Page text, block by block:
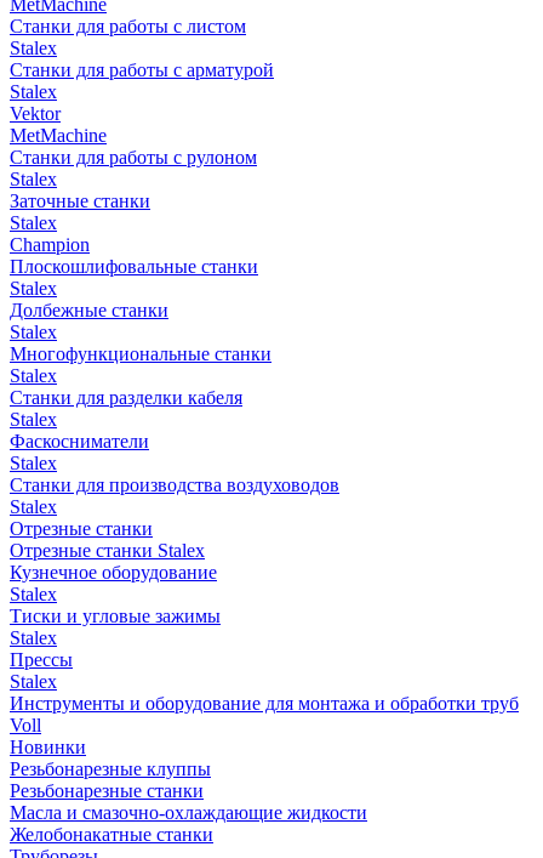
MetMachine
Станки для работы с листом
Stalex
Станки для работы с арматурой
Stalex
Vektor
MetMachine
Станки для работы с рулоном
Stalex
Заточные станки
Stalex
Champion
Плоскошлифовальные станки
Stalex
Долбежные станки
Stalex
Многофункциональные станки
Stalex
Станки для разделки кабеля
Stalex
Фаскосниматели
Stalex
Станки для производства воздуховодов
Stalex
Отрезные станки
Отрезные станки Stalex
Кузнечное оборудование
Stalex
Тиски и угловые зажимы
Stalex
Прессы
Stalex
Инструменты и оборудование для монтажа и обработки труб
Voll
Новинки
Резьбонарезные клуппы
Резьбонарезные станки
Масла и смазочно-охлаждающие жидкости
Желобонакатные станки